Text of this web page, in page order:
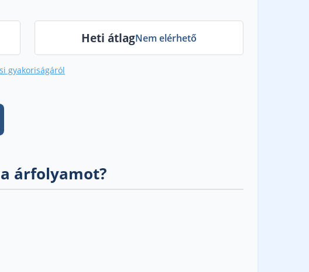
Heti átlagNem elérhető
gyakoriságáról
árfolyamot?